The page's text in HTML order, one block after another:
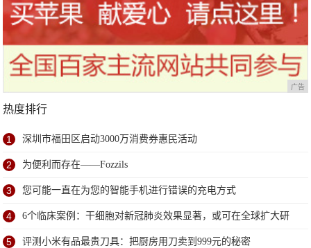
广告
热度排行
1 深圳市福田区启动3000万消费券惠民活动
2 为便利而存在——Fozzils
3 您可能一直在为您的智能手机进行错误的充电方式
4 6个临床案例：干细胞对新冠肺炎效果显著，或可在全球扩大研
究
5 评测小米有品最贵刀具：把厨房用刀卖到999元的秘密